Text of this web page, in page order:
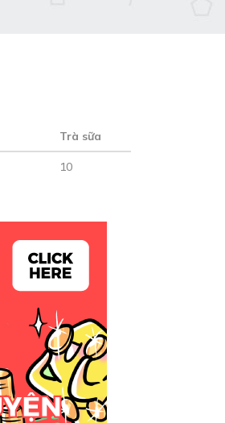
Trà sữa
10